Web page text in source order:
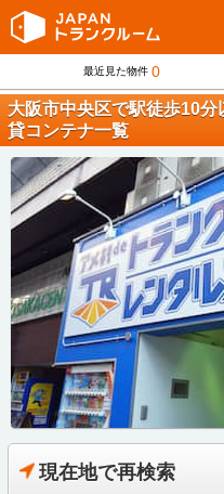
最近見た物件 0
大阪市中央区で駅徒歩10分
貸コンテナ一覧
現在地で再検索